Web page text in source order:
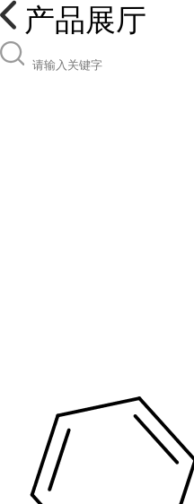
产品展厅